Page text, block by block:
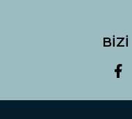
BİZİ